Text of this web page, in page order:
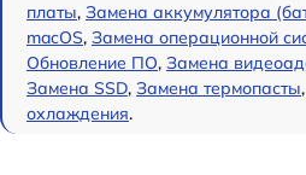
платы, Замена аккумулятора
macOS, Замена операционной
Обновление ПО, Замена
Замена SSD, Замена термопасты,
охлаждения.